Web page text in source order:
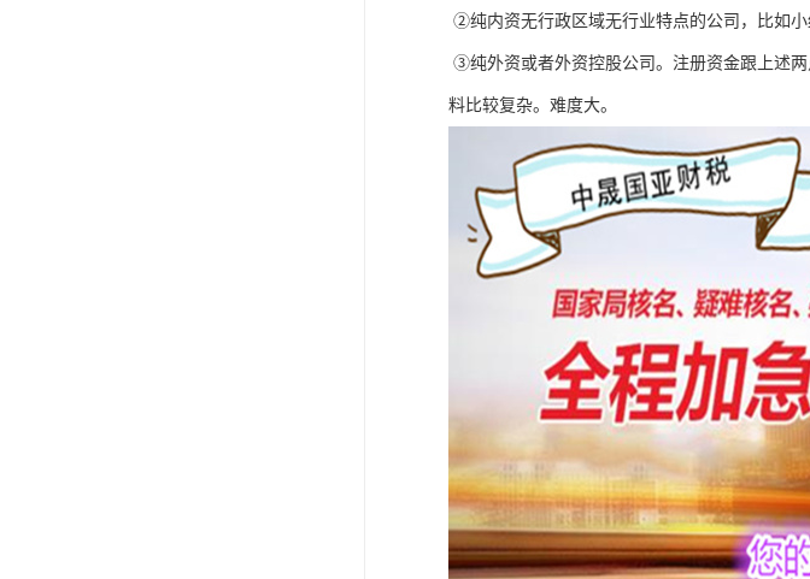
②纯内资无行政区域无行业特点的公司，比如
③纯外资或者外资控股公司。注册资金跟上述
料比较复杂。难度大。